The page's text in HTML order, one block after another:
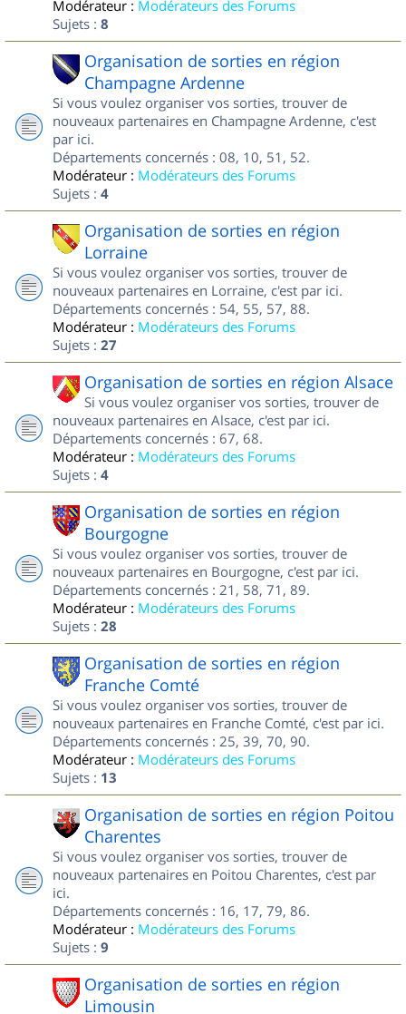
Modérateur : Modérateurs des Forums
Sujets : 8
Organisation de sorties en région
Champagne Ardenne
Si vous voulez organiser vos sorties, trouver de
nouveaux partenaires en Champagne Ardenne, c'est
par ici.
Départements concernés : 08, 10, 51, 52.
Modérateur : Modérateurs des Forums
Sujets : 4
Organisation de sorties en région
Lorraine
Si vous voulez organiser vos sorties, trouver de
nouveaux partenaires en Lorraine, c'est par ici.
Départements concernés : 54, 55, 57, 88.
Modérateur : Modérateurs des Forums
Sujets : 27
Organisation de sorties en région Alsace
Si vous voulez organiser vos sorties, trouver de
nouveaux partenaires en Alsace, c'est par ici.
Départements concernés : 67, 68.
Modérateur : Modérateurs des Forums
Sujets : 4
Organisation de sorties en région
Bourgogne
Si vous voulez organiser vos sorties, trouver de
nouveaux partenaires en Bourgogne, c'est par ici.
Départements concernés : 21, 58, 71, 89.
Modérateur : Modérateurs des Forums
Sujets : 28
Organisation de sorties en région
Franche Comté
Si vous voulez organiser vos sorties, trouver de
nouveaux partenaires en Franche Comté, c'est par ici.
Départements concernés : 25, 39, 70, 90.
Modérateur : Modérateurs des Forums
Sujets : 13
Organisation de sorties en région Poitou
Charentes
Si vous voulez organiser vos sorties, trouver de
nouveaux partenaires en Poitou Charentes, c'est par
ici.
Départements concernés : 16, 17, 79, 86.
Modérateur : Modérateurs des Forums
Sujets : 9
Organisation de sorties en région
Limousin